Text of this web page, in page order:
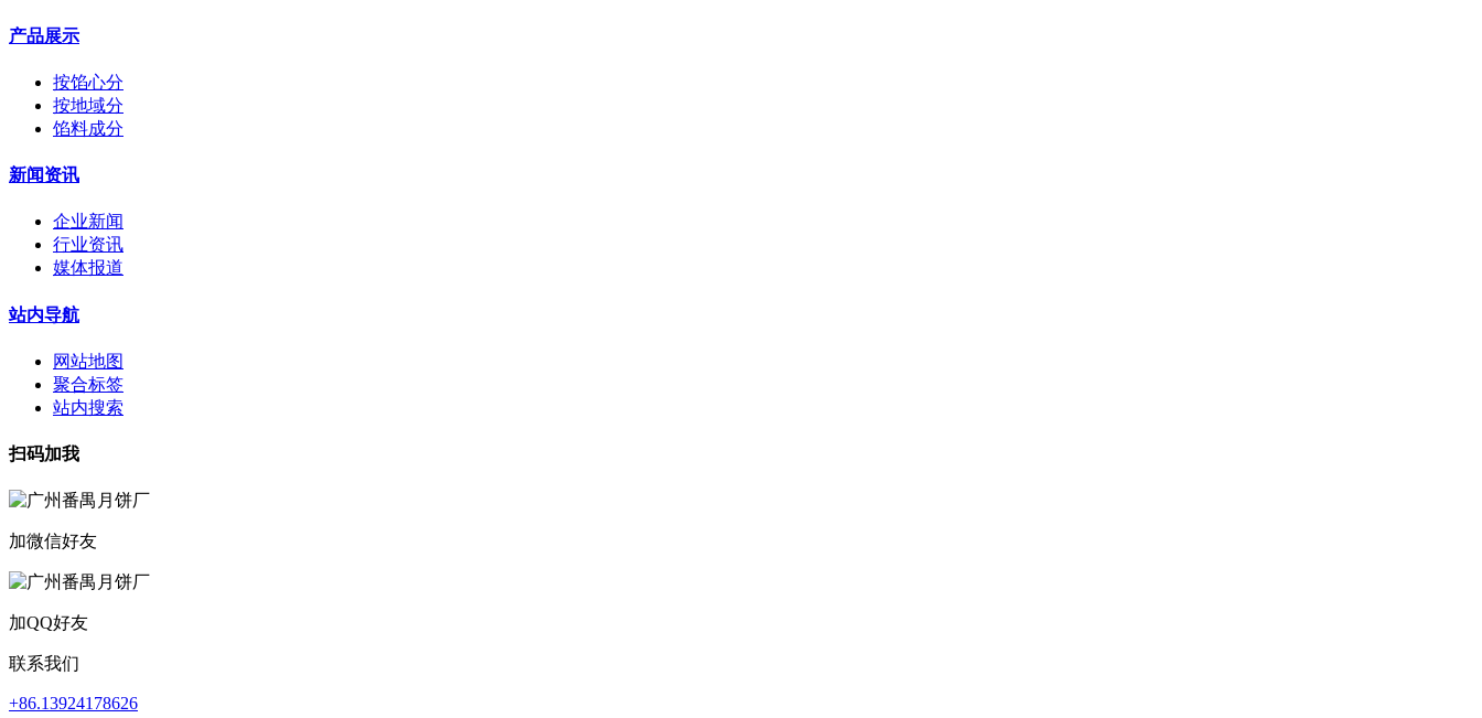
产品展示
按馅心分
按地域分
馅料成分
新闻资讯
企业新闻
行业资讯
媒体报道
站内导航
网站地图
聚合标签
站内搜索
扫码加我
加微信好友
加QQ好友
联系我们
+86.13924178626